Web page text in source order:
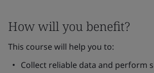
How will you benefit?
This course will help you to:
Collect reliable data and perform